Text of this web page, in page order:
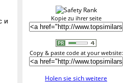
и
Kopie zu ihrer seite
Copy & paste code at your website:
Holen sie sich weitere